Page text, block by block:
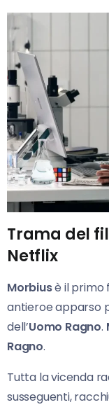
Trama del
Netflix
Morbiusè il primo
antieroe apparso
dell’Uomo Ragno.
Ragno.
Tutta la vicenda
susseguenti,